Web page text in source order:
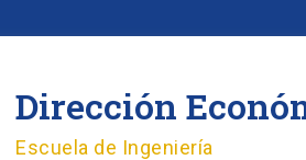
Dirección
Escuela de Ingeniería